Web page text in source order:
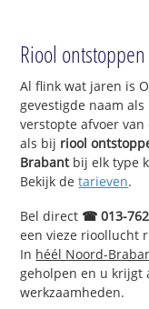
Riool
Al flink wat jaren is
gevestigde naam
verstopte afvoer
als bij riool
Brabantbij elk type
Bekijk detarieven.
Bel direct ☎ 013-
een vieze rioollucht
In héél Noord-
geholpen en u krijgt
werkzaamheden.